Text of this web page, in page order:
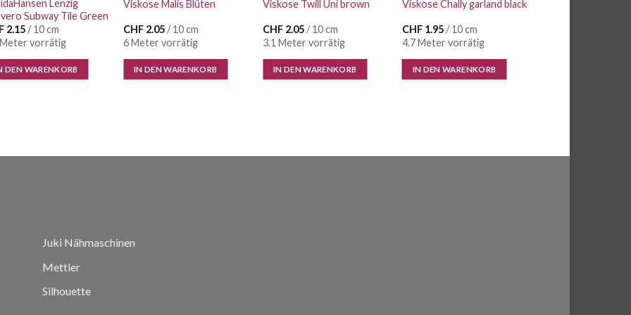
Lenzig
Subway Tile Green
2.15/ 10 cm
vorrätig
DEN WARENKORB
Viskose Malis Blüten
CHF 2.05/ 10 cm
6 Meter vorrätig
IN DEN WARENKORB
Viskose Twill Uni brown
CHF 2.05/ 10 cm
3.1 Meter vorrätig
IN DEN WARENKORB
Viskose Chally garland black
CHF1.95/ 10 cm
4.7 Meter vorrätig
IN DEN WARENKORB
Juki Nähmaschinen
Mettler
Silhouette